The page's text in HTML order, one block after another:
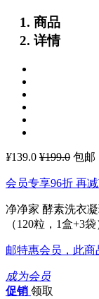
商品
详情
¥139.0 ¥199.0 包邮
会员专享96折 再减
净净家 酵素洗衣
（120粒，1盒+3袋
邮特惠会员，此商
成为会员
促销 领取